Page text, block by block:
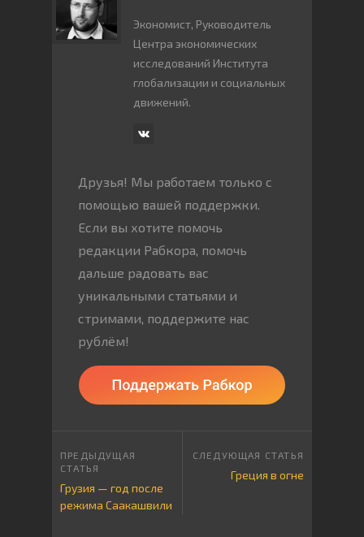
Экономист, Руководитель
Центра экономических
исследований Института
глобализации и социальных
движений.
Друзья! Мы работаем только с
помощью вашей поддержки.
Если вы хотите помочь
редакции Рабкора, помочь
дальше радовать вас
уникальными статьями и
стримами, поддержите нас
рублём!
Грузия — год после
режима Саакашвили
Греция в огне